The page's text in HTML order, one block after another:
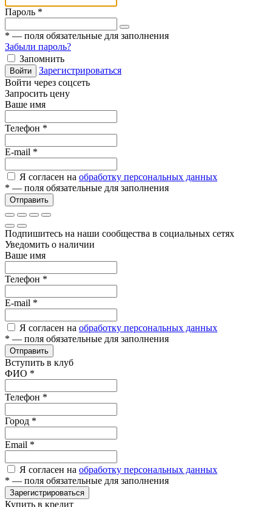
Пароль *
* — поля обязательные для заполнения
Забыли пароль?
Запомнить
Войти
Зарегистрироваться
Войти через соцсеть
Запросить цену
Ваше имя
Телефон *
E-mail *
Я согласен на обработку персональных данных
* — поля обязательные для заполнения
Отправить
Подпишитесь на наши сообщества в социальных сетях
Уведомить о наличии
Ваше имя
Телефон *
E-mail *
Я согласен на обработку персональных данных
* — поля обязательные для заполнения
Отправить
Вступить в клуб
ФИО *
Телефон *
Город *
Email *
Я согласен на обработку персональных данных
* — поля обязательные для заполнения
Зарегистрироваться
Купить в кредит